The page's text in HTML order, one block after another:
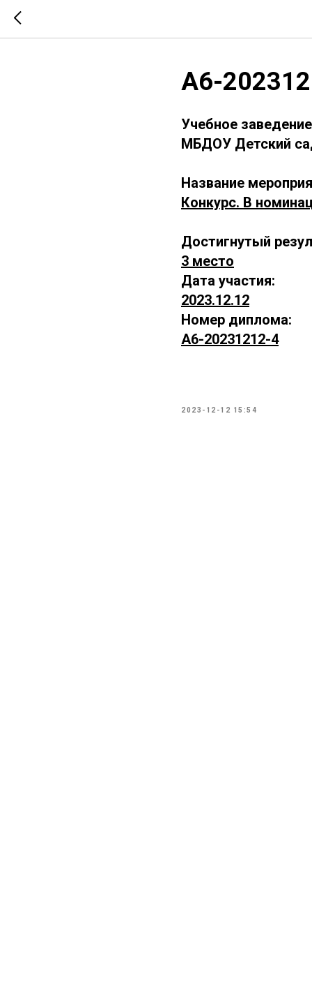
А6-
Учебное
МБДОУ Детский
Название
Конкурс. В
Достигнутый
3 место
Дата участия:
2023.12.12
Номер диплома:
А6-20231212-4
2023-12-12 15:54